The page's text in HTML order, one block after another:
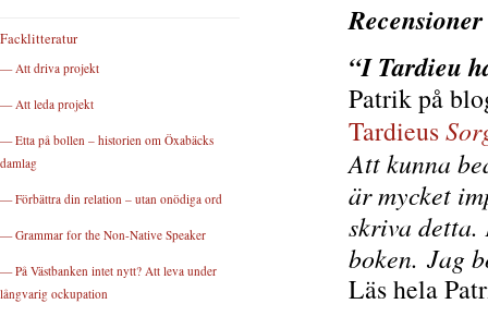
“I Tardieu
Patrik på
Tardieus
Att kunna
är mycket
skriva detta.
boken. Jag
Läs hela
Facklitteratur
— Att driva projekt
— Att leda projekt
— Etta på bollen – historien om Öxabäcks
damlag
— Förbättra din relation – utan onödiga ord
— Grammar for the Non-Native Speaker
— På Västbanken intet nytt? Att leva under
långvarig ockupation